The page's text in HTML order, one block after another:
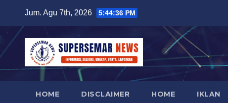
content
Jum. Agu 7th, 2026 5:44:37 PM
HOME DISCLAIMER HOME IKLAN